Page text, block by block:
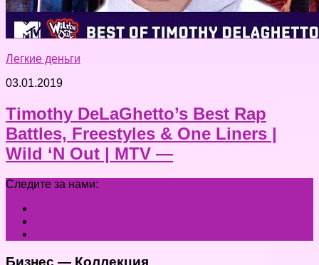
Легкие деньги
03.01.2019
Timothy DeLaGhetto’s Best Rap
Battles, Freestyles & One Liners |
Wild ‘N Out | MTV —
Следите за нами:
Бизнес — Коллекция